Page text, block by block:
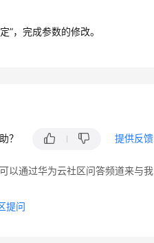
”，完成参数的修改。
？ 提供反馈
以通过华为云社区问答频道来与我
提问